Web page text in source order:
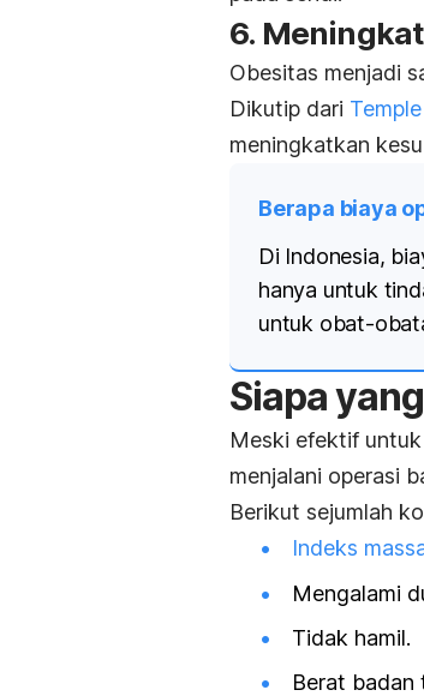
6.
Obesitas menjadi
Dikutip dari
meningkatkan
Berapa biaya
Di Indonesia,
hanya untuk
untuk obat-
Siapa
Meski efektif untuk
menjalani operasi
Berikut sejumlah
Indeks
Mengalami
Tidak hamil.
Berat badan